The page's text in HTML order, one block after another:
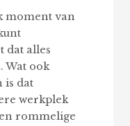
moment van
dat alles
Wat ook
is dat
werkplek
rommelige